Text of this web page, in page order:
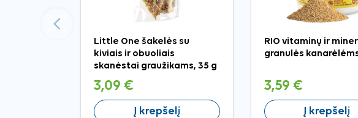
Little One šakelės su
kiviais ir obuoliais
skanėstai graužikams, 35 g
3,09 €
Į krepšelį
RIO vitaminų ir
granulės
3,59 €
Į krepšelį
Ankstesnis